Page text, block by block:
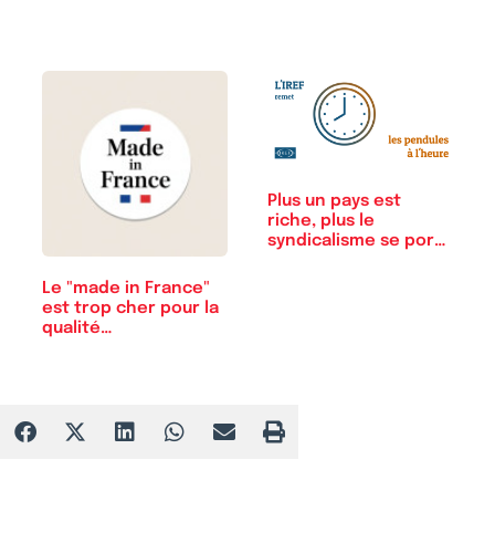
Le "made in France"
est trop cher pour la
qualité…
Plus un pays est
riche, plus le
syndicalisme se porte